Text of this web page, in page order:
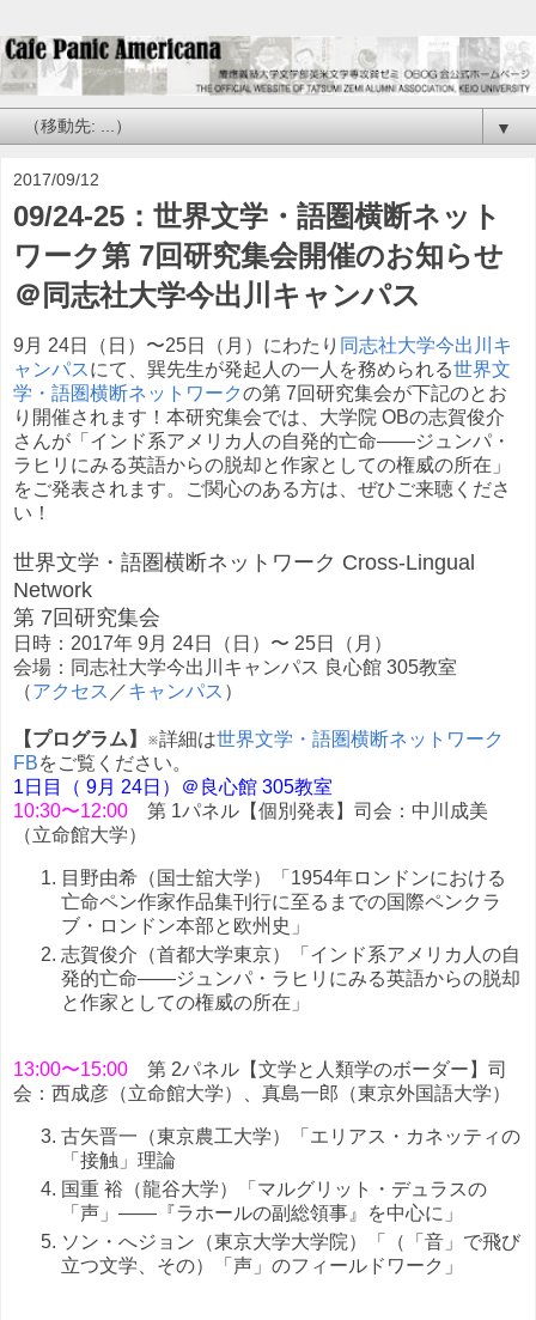
▼
2017/09/12
09/24-25：世界文学・語圏横断ネット
ワーク第 7回研究集会開催のお知らせ
＠同志社大学今出川キャンパス
9月 24日（日）〜25日（月）にわたり 同志社大学今出川キ
ャンパスにて、巽先生が発起人の一人を務められる世界文
学・語圏横断ネットワークの第 7回研究集会が下記のとお
り開催されます！本研究集会では、大学院 OBの志賀俊介
さんが「インド系アメリカ人の自発的亡命――ジュンパ・
ラヒリにみる英語からの脱却と作家としての権威の所在」
をご発表されます。ご関心のある方は、ぜひご来聴くださ
い！
世界文学・語圏横断ネットワーク Cross-Lingual
Network
第 7回研究集会
日時：2017年 9月 24日（日）〜 25日（月）
会場：同志社大学今出川キャンパス 良心館 305教室
（アクセス ／キャンパス ）
【プログラム】 ※詳細は世界文学・語圏横断ネットワーク
FBをご覧ください。
1日目（ 9月 24日）＠良心館 305教室
10:30〜12:00 第 1パネル【個別発表】司会：中川成美
（立命館大学）
目野由希（国士舘大学）「1954年ロンドンにおける
亡命ペン作家作品集刊行に至るまでの国際ペンクラ
ブ・ロンドン本部と欧州史」
志賀俊介（首都大学東京）「インド系アメリカ人の自
発的亡命――ジュンパ・ラヒリにみる英語からの脱却
と作家としての権威の所在」
13:00〜15:00 第 2パネル【文学と人類学のボーダー】司
会：西成彦（立命館大学）、真島一郎（東京外国語大学）
古矢晋一（東京農工大学）「エリアス・カネッティの
「接触」理論
国重 裕（龍谷大学）「マルグリット・デュラスの
「声」――『ラホールの副総領事』を中心に」
ソン・へジョン（東京大学大学院）「（「音」で飛び
立つ文学、その）「声」のフィールドワーク」